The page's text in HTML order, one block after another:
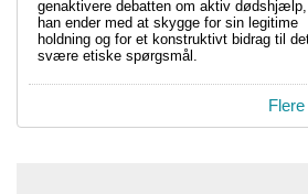
genaktivere debatten om aktiv
han ender med at skygge for sin legitime
holdning og for et konstruktivt bidrag til
svære etiske spørgsmål.